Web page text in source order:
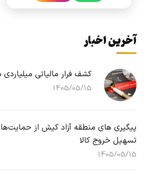
آخرین اخبار
کشف فرار مالیاتی
1405/05/15
پیگیری های منطقه آزاد کیش از
تسهیل خروج کالا
1405/05/15